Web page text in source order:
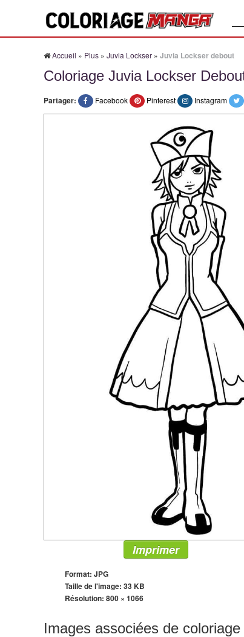
Accueil » Plus » Juvia Lockser » Juvia Lockser debout
Coloriage Juvia Lockser
Partager: Facebook Pinterest Instagram
Imprimer
Format: JPG
Taille de l'image: 33 KB
Résolution: 800 × 1066
Images associées de